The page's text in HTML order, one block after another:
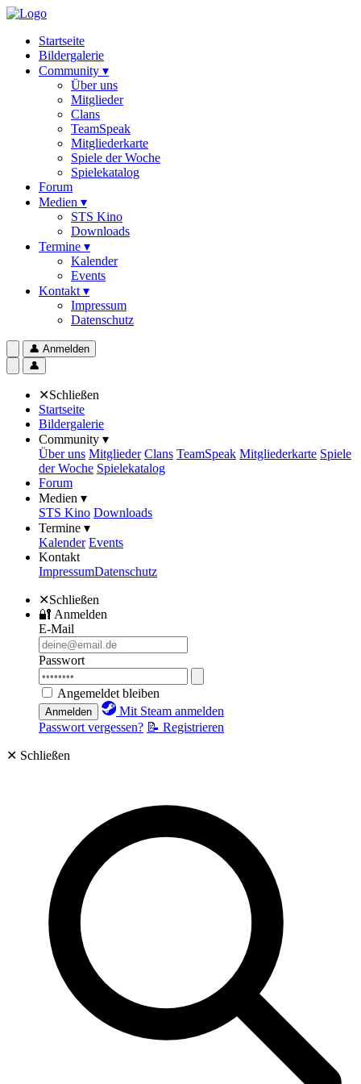
Startseite
Bildergalerie
Community ▾
Über uns
Mitglieder
Clans
TeamSpeak
Mitgliederkarte
Spiele der Woche
Spielekatalog
Forum
Medien ▾
STS Kino
Downloads
Termine ▾
Kalender
Events
Kontakt ▾
Impressum
Datenschutz
👤 Anmelden
👤
✕Schließen
Startseite
Bildergalerie
Community ▾
Über uns Mitglieder Clans TeamSpeak Mitgliederkarte Spiele
der Woche Spielekatalog
Forum
Medien ▾
STS Kino Downloads
Termine ▾
Kalender Events
Kontakt
ImpressumDatenschutz
✕Schließen
🔐 Anmelden
E-Mail
Passwort
Angemeldet bleiben
Anmelden
Mit Steam anmelden
Passwort vergessen? 📝 Registrieren
✕ Schließen